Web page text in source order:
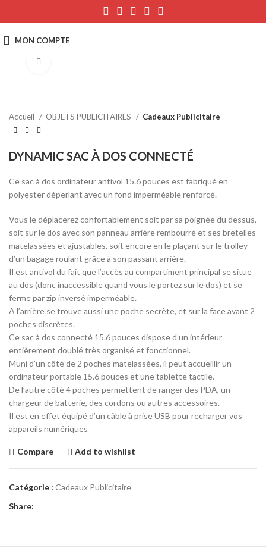
Accueil OBJETS PUBLICITAIRES Cadeaux Publicitaire
DYNAMIC SAC À DOS CONNECTÉ
Ce sac à dos ordinateur antivol 15.6 pouces est fabriqué en
polyester déperlant avec un fond imperméable renforcé.
Vous le déplacerez confortablement soit par sa poignée du dessus,
soit sur le dos avec son panneau arrière rembourré et ses bretelles
matelassées et ajustables, soit encore en le plaçant sur le trolley
d’un bagage roulant grâce à son passant arrière.
Il est antivol du fait que l’accès au compartiment principal se situe
au dos (donc inaccessible quand vous le portez sur le dos) et se
ferme par zip inversé imperméable.
A l’arrière se trouve aussi une poche secrète, et sur la face avant 2
poches discrètes.
Ce sac à dos connecté 15.6 pouces dispose d’un intérieur
entièrement doublé très organisé et fonctionnel.
Muni d’un côté de 2 poches matelassées, il peut accueillir un
ordinateur portable 15.6 pouces et une tablette tactile.
De l’autre côté 4 poches permettent de ranger des PDA, un
chargeur de batterie, des cordons ou autres accessoires.
Il est en effet équipé d’un câble à prise USB pour recharger vos
appareils numériques
Compare Add to wishlist
Catégorie : Cadeaux Publicitaire
Share: